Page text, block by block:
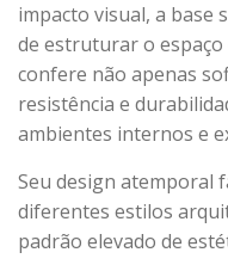
impacto visual, a base
de estruturar o espaço
confere não apenas
resistência e
ambientes internos e
Seu design atemporal
diferentes estilos
padrão elevado de